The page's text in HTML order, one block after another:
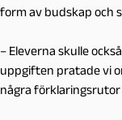
form av budskap och
– Eleverna skulle
uppgiften pratade vi
några